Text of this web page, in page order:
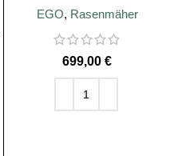
EGO, Rasenmäher
€